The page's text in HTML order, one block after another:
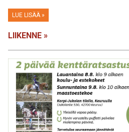
LUE LISÄÄ »
LIIKENNE »